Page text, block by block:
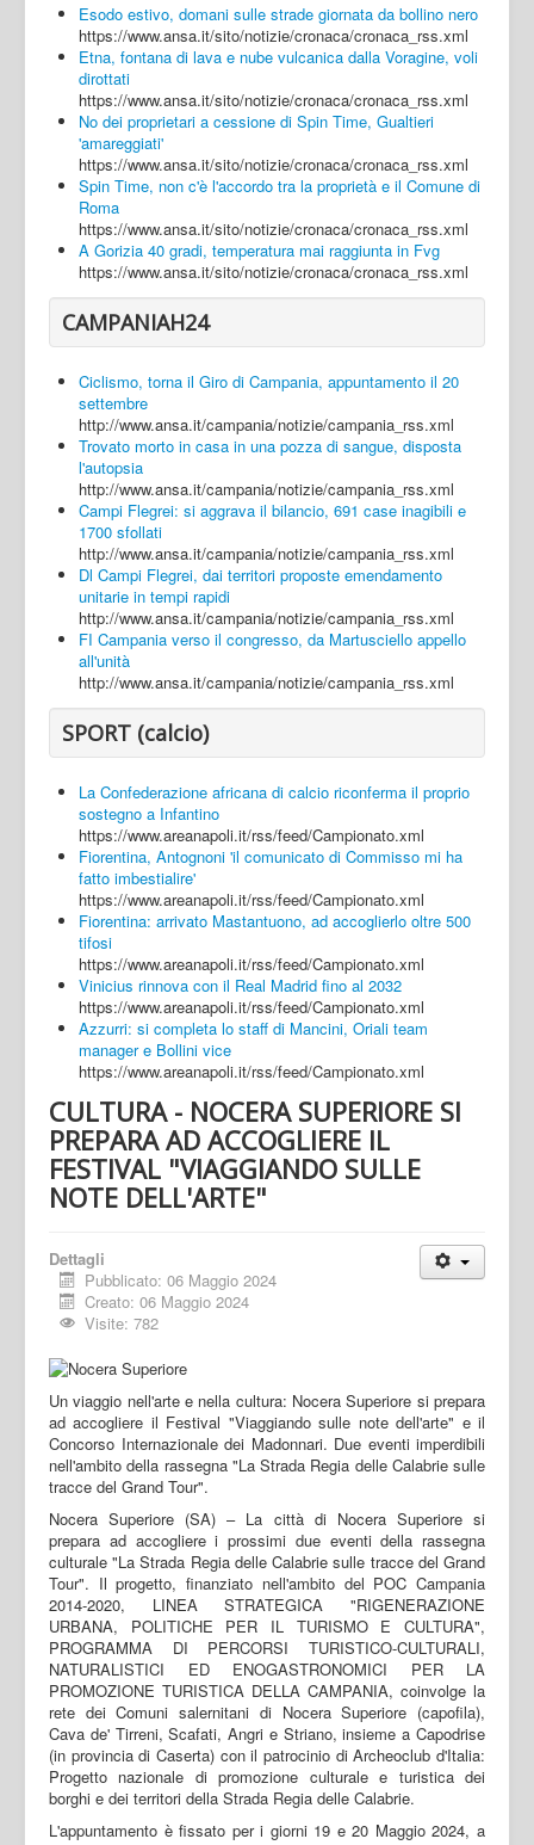
Napoli
Salerno
Login
Esodo estivo, domani sulle strade giornata da bollino nero
https://www.ansa.it/sito/notizie/cronaca/cronaca_rss.xml
Etna, fontana di lava e nube vulcanica dalla Voragine, voli
dirottati
https://www.ansa.it/sito/notizie/cronaca/cronaca_rss.xml
No dei proprietari a cessione di Spin Time, Gualtieri
'amareggiati'
https://www.ansa.it/sito/notizie/cronaca/cronaca_rss.xml
Spin Time, non c'è l'accordo tra la proprietà e il Comune di
Roma
https://www.ansa.it/sito/notizie/cronaca/cronaca_rss.xml
A Gorizia 40 gradi, temperatura mai raggiunta in Fvg
https://www.ansa.it/sito/notizie/cronaca/cronaca_rss.xml
CAMPANIAH24
Ciclismo, torna il Giro di Campania, appuntamento il 20
settembre
http://www.ansa.it/campania/notizie/campania_rss.xml
Trovato morto in casa in una pozza di sangue, disposta
l'autopsia
http://www.ansa.it/campania/notizie/campania_rss.xml
Campi Flegrei: si aggrava il bilancio, 691 case inagibili e
1700 sfollati
http://www.ansa.it/campania/notizie/campania_rss.xml
Dl Campi Flegrei, dai territori proposte emendamento
unitarie in tempi rapidi
http://www.ansa.it/campania/notizie/campania_rss.xml
FI Campania verso il congresso, da Martusciello appello
all'unità
http://www.ansa.it/campania/notizie/campania_rss.xml
SPORT (calcio)
La Confederazione africana di calcio riconferma il proprio
sostegno a Infantino
https://www.areanapoli.it/rss/feed/Campionato.xml
Fiorentina, Antognoni 'il comunicato di Commisso mi ha
fatto imbestialire'
https://www.areanapoli.it/rss/feed/Campionato.xml
Fiorentina: arrivato Mastantuono, ad accoglierlo oltre 500
tifosi
https://www.areanapoli.it/rss/feed/Campionato.xml
Vinicius rinnova con il Real Madrid fino al 2032
https://www.areanapoli.it/rss/feed/Campionato.xml
Azzurri: si completa lo staff di Mancini, Oriali team
manager e Bollini vice
https://www.areanapoli.it/rss/feed/Campionato.xml
CULTURA - NOCERA SUPERIORE SI
PREPARA AD ACCOGLIERE IL
FESTIVAL "VIAGGIANDO SULLE
NOTE DELL'ARTE"
Dettagli
Pubblicato: 06 Maggio 2024
Creato: 06 Maggio 2024
Visite: 782
Un viaggio nell'arte e nella cultura: Nocera Superiore si prepara
ad accogliere il Festival "Viaggiando sulle note dell'arte" e il
Concorso Internazionale dei Madonnari. Due eventi imperdibili
nell'ambito della rassegna "La Strada Regia delle Calabrie sulle
tracce del Grand Tour".
Nocera Superiore (SA) – La città di Nocera Superiore si
prepara ad accogliere i prossimi due eventi della rassegna
culturale "La Strada Regia delle Calabrie sulle tracce del Grand
Tour". Il progetto, finanziato nell'ambito del POC Campania
2014-2020, LINEA STRATEGICA "RIGENERAZIONE
URBANA, POLITICHE PER IL TURISMO E CULTURA",
PROGRAMMA DI PERCORSI TURISTICO-CULTURALI,
NATURALISTICI ED ENOGASTRONOMICI PER LA
PROMOZIONE TURISTICA DELLA CAMPANIA, coinvolge la
rete dei Comuni salernitani di Nocera Superiore (capofila),
Cava de' Tirreni, Scafati, Angri e Striano, insieme a Capodrise
(in provincia di Caserta) con il patrocinio di Archeoclub d'Italia:
Progetto nazionale di promozione culturale e turistica dei
borghi e dei territori della Strada Regia delle Calabrie.
L'appuntamento è fissato per i giorni 19 e 20 Maggio 2024, a